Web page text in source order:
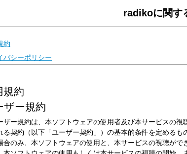
ちなみにSCHOOL OF LOCK!はもうすぐ開校20周年。
これまでの校長・教頭時代に逆電をしたという生徒も、もちろんOK!
メッセージは [ 学校掲示板 ] [ LINE ] [ メール ] で送れます。
---番組へのメッセージはコチラから!---
◇メールを送る
◇公式LINEアカウントから送る
【今夜の時間割】
▽22:00～『生放送教室①』＜こもり校長・アンジー教頭＞
▽22:15頃～『Chevon LOCKS!』＜Chevon＞
▽22:30頃～『生放送教室②』＜こもり校長・アンジー教頭＞
▽22:55頃～(一部地域を除き)『どっちのCat or Dog』
▽23:08頃～『Saucy LOCKS!』＜Saucy Dog＞
▽23:30頃～『生放送教室④』＜こもり校長・アンジー教頭＞
SCHOOL OF LOCK!は毎日入れ替わりでアーティスト講師が登場!
各曜日の詳しい時間割は
SCHOOL OF LOCK!の入学のしおりをチェッ
---今夜の各LOCKS!の授業内容はコチラ!---
radikoに関す